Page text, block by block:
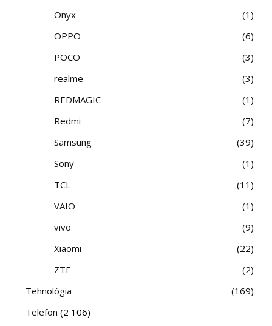
Onyx
1
OPPO
6
POCO
3
realme
3
REDMAGIC
1
Redmi
7
Samsung
39
Sony
1
TCL
11
VAIO
1
vivo
9
Xiaomi
22
ZTE
2
Tehnológia
169
Telefon (2 106)